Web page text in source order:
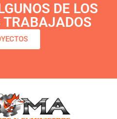
DE LOS
TRABAJADOS